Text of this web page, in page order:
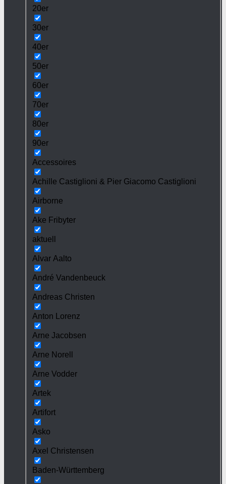
20er
30er
40er
50er
60er
70er
80er
90er
Accessoires
Achille Castiglioni & Pier Giacomo Castiglioni
Airborne
Ake Fribyter
aktuell
Alvar Aalto
André Vandenbeuck
Andreas Christen
Anton Lorenz
Arne Jacobsen
Arne Norell
Arne Vodder
Artek
Artifort
Asko
Axel Christensen
Baden-Württemberg